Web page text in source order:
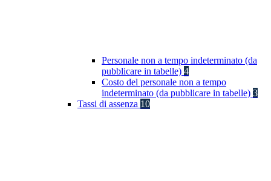
Personale non a tempo indeterminato (da
pubblicare in tabelle) 4
Costo del personale non a tempo
indeterminato (da pubblicare in tabelle) 3
Tassi di assenza 10